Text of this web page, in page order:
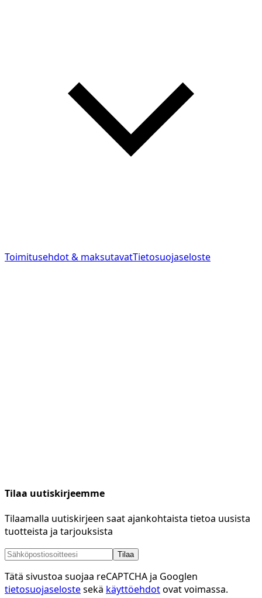
Toimitusehdot & maksutavatTietosuojaseloste
Tilaa uutiskirjeemme
Tilaamalla uutiskirjeen saat ajankohtaista tietoa uusista
tuotteista ja tarjouksista
Tilaa
Tätä sivustoa suojaa reCAPTCHA ja Googlen
tietosuojaselostesekä käyttöehdotovat voimassa.